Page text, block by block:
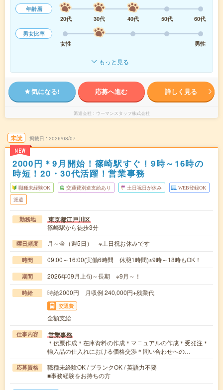
年齢層
20代
30代 40代 50代
60代
男女比率
女性
男性
もっと見る
気になる! 応募へ進む 詳しく見る
派遣会社 ウーマンスタッフ株式会社
未読
NEW
掲載日 2026/08/07
2000円＊9月開始！篠崎駅すぐ！9時～16時の
時短！20・30代活躍！営業事務
職種未経験OK 交通費別途支給あり 土日祝日が休み WEB登録OK
派遣
勤務地 東京都江戸川区
篠崎駅から徒歩3分
曜日頻度 月～金（週5日） ※土日祝お休みです
時間 09:00～16:00(実働6時間 休憩1時間)※9時～18時もOK！
期間 2026年09月上旬～長期 ※9月～！
時給 時給2000円 月収例 240,000円+残業代
交通費
全額支給
仕事内容 営業事務
＊伝票作成＊在庫資料の作成＊マニュアルの作成＊受発注＊
輸入品の仕入れにおける価格交渉＊問い合わせへの…
応募資格
職種未経験OK / ブランクOK / 英語力不要
■事務経験をお持ちの方